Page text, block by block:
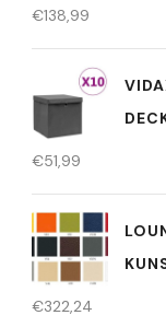
€138,99
€51,99
€322,24